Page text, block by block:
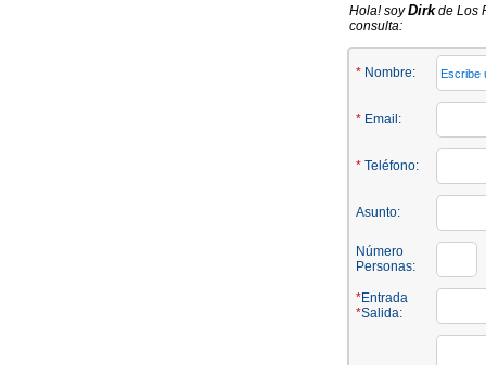
Hola! soyDirkde Los
consulta:
* Nombre:
* Email:
* Teléfono:
Asunto:
Número
Personas:
*Entrada
*Salida: